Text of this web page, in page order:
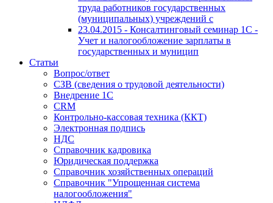
труда работников государственных
(муниципальных) учреждений с
23.04.2015 - Консалтинговый семинар 1С -
Учет и налогообложение зарплаты в
государственных и муницип
Статьи
Вопрос/ответ
СЗВ (сведения о трудовой деятельности)
Внедрение 1С
CRM
Контрольно-кассовая техника (ККТ)
Электронная подпись
НДС
Справочник кадровика
Юридическая поддержка
Справочник хозяйственных операций
Справочник "Упрощенная система
налогообложения"